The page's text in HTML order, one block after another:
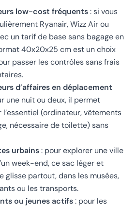
low-cost fréquents: si vous
Ryanair, Wizz Air ou
un tarif de base sans bagage en
40x20x25 cm est un choix
passer les contrôles sans frais
d’affaires en déplacement
une nuit ou deux, il permet
l’essentiel (ordinateur, vêtements
nécessaire de toilette) sans
urbains: pour explorer une ville
week-end, ce sac léger et
glisse partout, dans les musées,
ou les transports.
ou jeunes actifs: pour les